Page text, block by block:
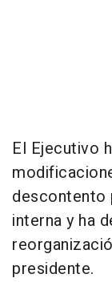
El Ejecutivo
descontento
interna y ha
presidente.